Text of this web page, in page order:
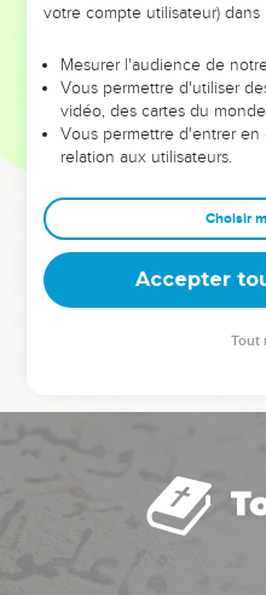
leur foi ou leur vision. Mais on
et les saisons difficiles qu'ils
sont elles qui
Dans cette conférence,
clés pour avancer avec plus
deviennent vos tremplins.
équipe, un groupe ou une
votre compte utilisateur) dans
Mesurer l'audience de
Vous permettre d'utiliser
vidéo, des cartes du
Vous permettre d'entrer
relation aux utilisateurs.
Choisir
Accepter
Tout